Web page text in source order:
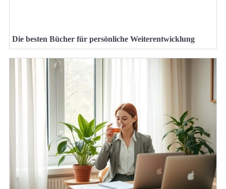
Die besten Bücher für persönliche Weiterentwicklung